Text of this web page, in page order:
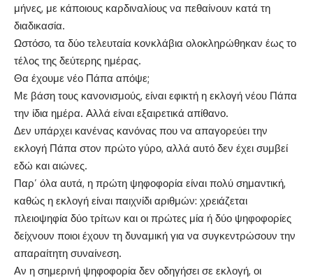
μήνες, με κάποιους καρδιναλίους να πεθαίνουν κατά τη
διαδικασία.
Ωστόσο, τα δύο τελευταία κονκλάβια ολοκληρώθηκαν έως το
τέλος της δεύτερης ημέρας.
Θα έχουμε νέο Πάπα απόψε;
Με βάση τους κανονισμούς, είναι εφικτή η εκλογή νέου Πάπα
την ίδια ημέρα. Αλλά είναι εξαιρετικά απίθανο.
Δεν υπάρχει κανένας κανόνας που να απαγορεύει την
εκλογή Πάπα στον πρώτο γύρο, αλλά αυτό δεν έχει συμβεί
εδώ και αιώνες.
Παρ’ όλα αυτά, η πρώτη ψηφοφορία είναι πολύ σημαντική,
καθώς η εκλογή είναι παιχνίδι αριθμών: χρειάζεται
πλειοψηφία δύο τρίτων και οι πρώτες μία ή δύο ψηφοφορίες
δείχνουν ποιοι έχουν τη δυναμική για να συγκεντρώσουν την
απαραίτητη συναίνεση.
Αν η σημερινή ψηφοφορία δεν οδηγήσει σε εκλογή, οι